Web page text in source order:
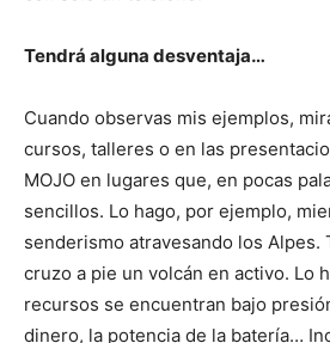
Tendrá alguna desventaja…
Cuando observas mis ejemplos,
cursos, talleres o en las
MOJO en lugares que, en pocas
sencillos. Lo hago, por ejemplo,
senderismo atravesando los Alpes.
cruzo a pie un volcán en activo. Lo
recursos se encuentran bajo
dinero, la potencia de la batería…